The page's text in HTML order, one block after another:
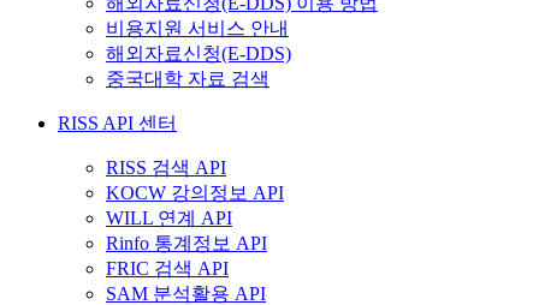
비용지원 서비스 안내
해외자료신청(E-DDS)
중국대학 자료 검색
RISS API 센터
RISS 검색 API
KOCW 강의정보 API
WILL 연계 API
Rinfo 통계정보 API
FRIC 검색 API
SAM 분석활용 API